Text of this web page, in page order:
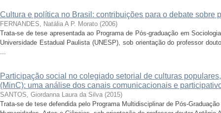
Cultura e política no Brasil: contribuições para o debate sobre
FERNANDES, Natália A P. Morato (2006)
Trata-se de tese apresentada ao Programa de Pós-graduação em
Universidade Estadual Paulista (UNESP), sob orientação do professor
...
Participação social no colegiado setorial de culturas
(MinC): uma análise dos canais comunicacionais e
SANTOS, Giordanna Laura da Silva (2015)
Trata-se de tese defendida pelo Programa Multidisciplinar de Pós-